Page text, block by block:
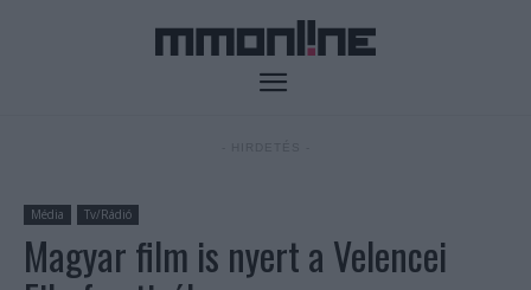
Média Tv/Rádió
Magyar film is nyert a Velencei